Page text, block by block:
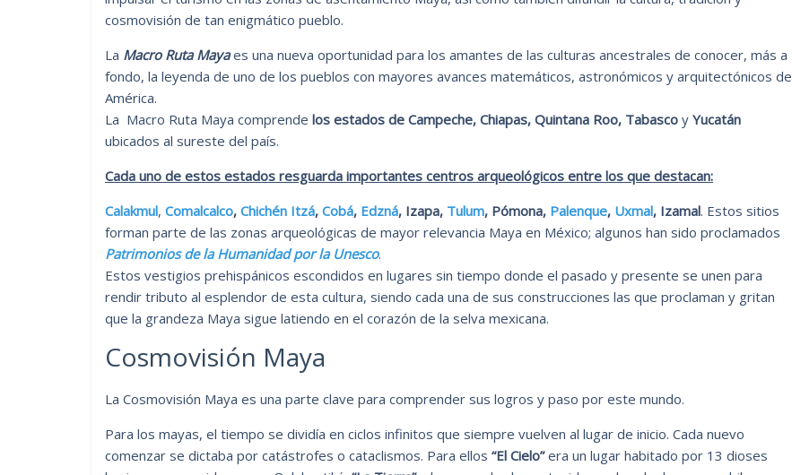
cosmovisión de tan enigmático pueblo.
La Macro Ruta Mayaes una nueva oportunidad para los amantes de las culturas ancestrales de conocer, más a
fondo, la leyenda de uno de los pueblos con mayores avances matemáticos, astronómicos y arquitectónicos de
América.
La Macro Ruta Maya comprende los estados de Campeche, Chiapas, Quintana Roo, Tabasco y Yucatán
ubicados al sureste del país.
Cada uno de estos estados resguarda importantes centros arqueológicos entre los que destacan:
Calakmul, Comalcalco, Chichén Itzá, Cobá, Edzná, Izapa, Tulum, Pómona, Palenque, Uxmal, Izamal. Estos sitios
forman parte de las zonas arqueológicas de mayor relevancia Maya en México; algunos han sido proclamados
Patrimonios de la Humanidad por la Unesco.
Estos vestigios prehispánicos escondidos en lugares sin tiempo donde el pasado y presente se unen para
rendir tributo al esplendor de esta cultura, siendo cada una de sus construcciones las que proclaman y gritan
que la grandeza Maya sigue latiendo en el corazón de la selva mexicana.
Cosmovisión Maya
La Cosmovisión Maya es una parte clave para comprender sus logros y paso por este mundo.
Para los mayas, el tiempo se dividía en ciclos infinitos que siempre vuelven al lugar de inicio. Cada nuevo
comenzar se dictaba por catástrofes o cataclismos. Para ellos “El Cielo”era un lugar habitado por 13 dioses